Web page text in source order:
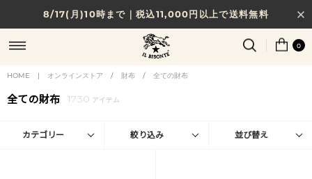
8/17(月)10時まで｜税込11,000円以上で送料無料
贈る相手やシーンから選べる、新しいギフトガイド
NEW IN｜COLOR LEATHER
0
HOME | オンラインストア / 財布 / 全ての財布
全ての財布 1730 アイテム
カテゴリー 絞り込み 並び替え